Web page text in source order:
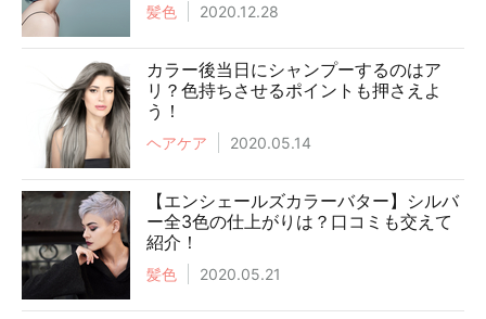
髪色 2020.12.28
カラー後当日にシャンプーするのはア
リ？色持ちさせるポイントも押さえよ
う！
ヘアケア 2020.05.14
【エンシェールズカラーバター】シルバ
ー全3色の仕上がりは？口コミも交えて
紹介！
髪色 2020.05.21